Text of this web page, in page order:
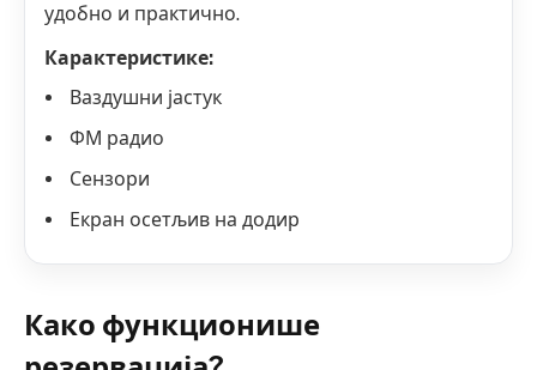
удобно и практично.
Карактеристике:
Ваздушни јастук
ФМ радио
Сензори
Екран осетљив на додир
Како функционише